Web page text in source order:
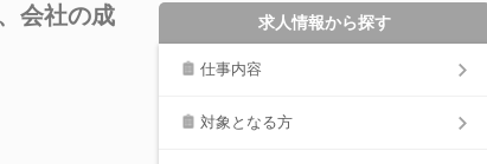
会社の成
求人情報から探す
仕事内容
対象となる方